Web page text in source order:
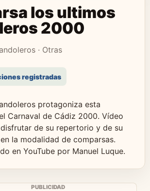
los ultimos
2000
· Otras
registradas
protagoniza esta
Carnaval de Cádiz 2000. Vídeo
de su repertorio y de su
la modalidad de comparsas.
en YouTube por Manuel Luque.
PUBLICIDAD